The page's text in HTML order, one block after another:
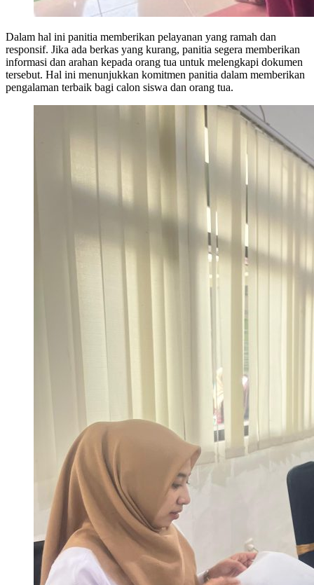
Dalam hal ini panitia memberikan pelayanan yang ramah dan
responsif. Jika ada berkas yang kurang, panitia segera memberikan
informasi dan arahan kepada orang tua untuk melengkapi dokumen
tersebut. Hal ini menunjukkan komitmen panitia dalam memberikan
pengalaman terbaik bagi calon siswa dan orang tua.